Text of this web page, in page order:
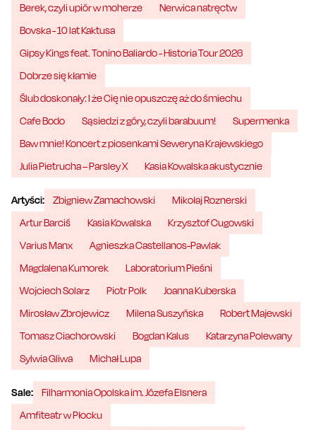
Berek, czyli upiór w moherze
Nerwica natręctw
Bovska - 10 lat Kaktusa
Gipsy Kings feat. Tonino Baliardo - Historia Tour 2026
Dobrze się kłamie
Ślub doskonały: I że Cię nie opuszczę aż do śmiechu
Cafe Bodo
Sąsiedzi z góry, czyli barabuum!
Supermenka
Baw mnie! Koncert z piosenkami Seweryna Krajewskiego
Julia Pietrucha – Parsley X
Kasia Kowalska akustycznie
Artyści: Zbigniew Zamachowski
Mikołaj Roznerski
Artur Barciś
Kasia Kowalska
Krzysztof Cugowski
Varius Manx
Agnieszka Castellanos-Pawlak
Magdalena Kumorek
Laboratorium Pieśni
Wojciech Solarz
Piotr Polk
Joanna Kuberska
Mirosław Zbrojewicz
Milena Suszyńska
Robert Majewski
Tomasz Ciachorowski
Bogdan Kalus
Katarzyna Polewany
Sylwia Gliwa
Michał Lupa
Sale:
Filharmonia Opolska im. Józefa Elsnera
Amfiteatr w Płocku